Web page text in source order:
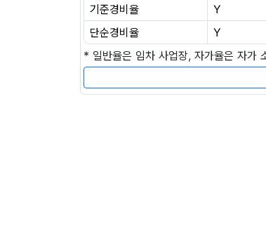
기준경비율
Y
단순경비율
Y
* 일반율은 임차 사업장, 자가율은 자가